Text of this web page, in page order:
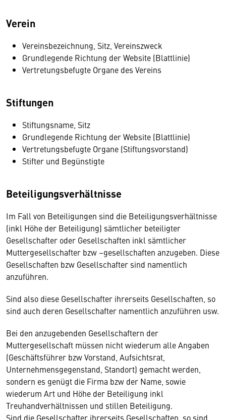
Verein
Vereinsbezeichnung, Sitz, Vereinszweck
Grundlegende Richtung der Website (Blattlinie)
Vertretungsbefugte Organe des Vereins
Stiftungen
Stiftungsname, Sitz
Grundlegende Richtung der Website (Blattlinie)
Vertretungsbefugte Organe (Stiftungsvorstand)
Stifter und Begünstigte
Beteiligungsverhältnisse
Im Fall von Beteiligungen sind die Beteiligungsverhältnisse
(inkl Höhe der Beteiligung) sämtlicher beteiligter
Gesellschafter oder Gesellschaften inkl sämtlicher
Muttergesellschafter bzw –gesellschaften anzugeben. Diese
Gesellschaften bzw Gesellschafter sind namentlich
anzuführen.
Sind also diese Gesellschafter ihrerseits Gesellschaften, so
sind auch deren Gesellschafter namentlich anzuführen usw.
Bei den anzugebenden Gesellschaftern der
Muttergesellschaft müssen nicht wiederum alle Angaben
(Geschäftsführer bzw Vorstand, Aufsichtsrat,
Unternehmensgegenstand, Standort) gemacht werden,
sondern es genügt die Firma bzw der Name, sowie
wiederum Art und Höhe der Beteiligung inkl
Treuhandverhältnissen und stillen Beteiligung.
Sind die Gesellschafter ihrerseits Gesellschaften, so sind